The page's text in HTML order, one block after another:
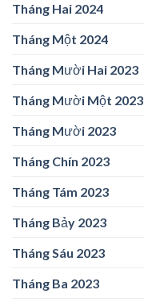
Tháng Hai 2024
Tháng Một 2024
Tháng Mười Hai 2023
Tháng Mười Một 2023
Tháng Mười 2023
Tháng Chín 2023
Tháng Tám 2023
Tháng Bảy 2023
Tháng Sáu 2023
Tháng Ba 2023